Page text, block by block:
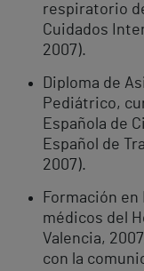
respiratorio
Cuidados
2007).
Diploma de
Pediátrico,
Española de
Español de
2007).
Formación
médicos del
Valencia,
con la